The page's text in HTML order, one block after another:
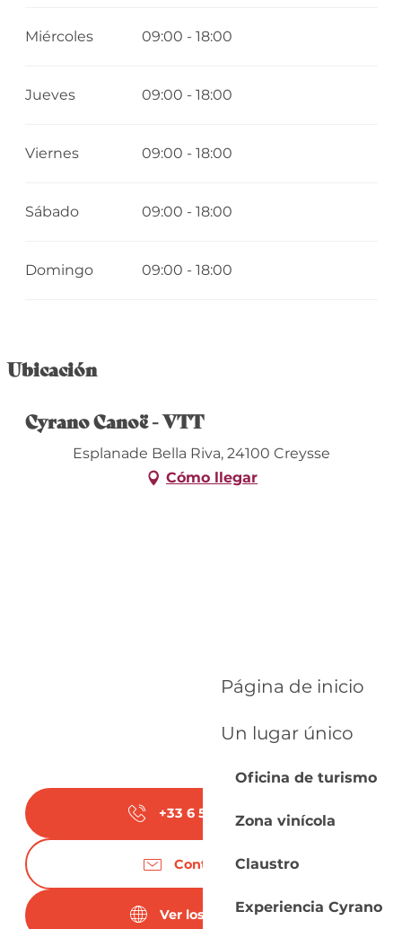
Página de inicio
Un lugar único
Oficina de turismo
Zona vinícola
Claustro
Experiencia Cyrano
Miércoles 09:00 - 18:00
Jueves 09:00 - 18:00
Viernes 09:00 - 18:00
Sábado 09:00 - 18:00
Domingo 09:00 - 18:00
Ubicación
Cyrano Canoë - VTT
Esplanade Bella Riva, 24100 Creysse
Cómo llegar
+33 6 52 71 63
Contáctenos
Ver los sitios web